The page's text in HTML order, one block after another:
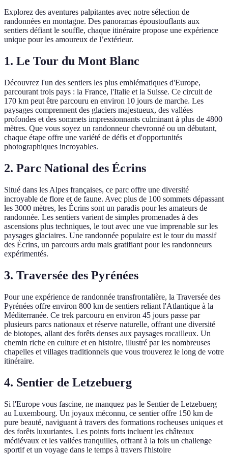
Explorez des aventures palpitantes avec notre sélection de
randonnées en montagne. Des panoramas époustouflants aux
sentiers défiant le souffle, chaque itinéraire propose une expérience
unique pour les amoureux de l’extérieur.
1. Le Tour du Mont Blanc
Découvrez l'un des sentiers les plus emblématiques d'Europe,
parcourant trois pays : la France, l'Italie et la Suisse. Ce circuit de
170 km peut être parcouru en environ 10 jours de marche. Les
paysages comprennent des glaciers majestueux, des vallées
profondes et des sommets impressionnants culminant à plus de 4800
mètres. Que vous soyez un randonneur chevronné ou un débutant,
chaque étape offre une variété de défis et d'opportunités
photographiques incroyables.
2. Parc National des Écrins
Situé dans les Alpes françaises, ce parc offre une diversité
incroyable de flore et de faune. Avec plus de 100 sommets dépassant
les 3000 mètres, les Écrins sont un paradis pour les amateurs de
randonnée. Les sentiers varient de simples promenades à des
ascensions plus techniques, le tout avec une vue imprenable sur les
paysages glaciaires. Une randonnée populaire est le tour du massif
des Écrins, un parcours ardu mais gratifiant pour les randonneurs
expérimentés.
3. Traversée des Pyrénées
Pour une expérience de randonnée transfrontalière, la Traversée des
Pyrénées offre environ 800 km de sentiers reliant l'Atlantique à la
Méditerranée. Ce trek parcouru en environ 45 jours passe par
plusieurs parcs nationaux et réserve naturelle, offrant une diversité
de biotopes, allant des forêts denses aux paysages rocailleux. Un
chemin riche en culture et en histoire, illustré par les nombreuses
chapelles et villages traditionnels que vous trouverez le long de votre
itinéraire.
4. Sentier de Letzebuerg
Si l'Europe vous fascine, ne manquez pas le Sentier de Letzebuerg
au Luxembourg. Un joyaux méconnu, ce sentier offre 150 km de
pure beauté, naviguant à travers des formations rocheuses uniques et
des forêts luxuriantes. Les points forts incluent les châteaux
médiévaux et les vallées tranquilles, offrant à la fois un challenge
sportif et un voyage dans le temps à travers l'histoire